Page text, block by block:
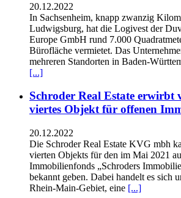
20.12.2022
In Sachsenheim, knapp zwanzig
Ludwigsburg, hat die Logivest der
Europe GmbH rund 7.000
Bürofläche vermietet. Das
mehreren Standorten in Baden-
[...]
Schroder Real Estate erwirbt
viertes Objekt für offenen
20.12.2022
Die Schroder Real Estate KVG mbh
vierten Objekts für den im Mai 2021
Immobilienfonds „Schroders
bekannt geben. Dabei handelt es sich
Rhein-Main-Gebiet, eine [...]